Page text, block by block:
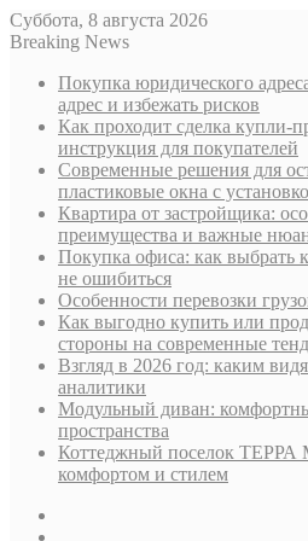
Суббота, 8 августа 2026
Breaking News
Покупка юридического
адрес и избежать рисков
Как проходит сделка купли-
инструкция для покупателей
Современные решения для
пластиковые окна с
Квартира от застройщика:
преимущества и важные
Покупка офиса: как выбрать
не ошибиться
Особенности перевозки
Как выгодно купить или
стороны на современные
Взгляд в 2026 год: каким
аналитики
Модульный диван:
пространства
Коттеджный поселок
комфортом и стилем